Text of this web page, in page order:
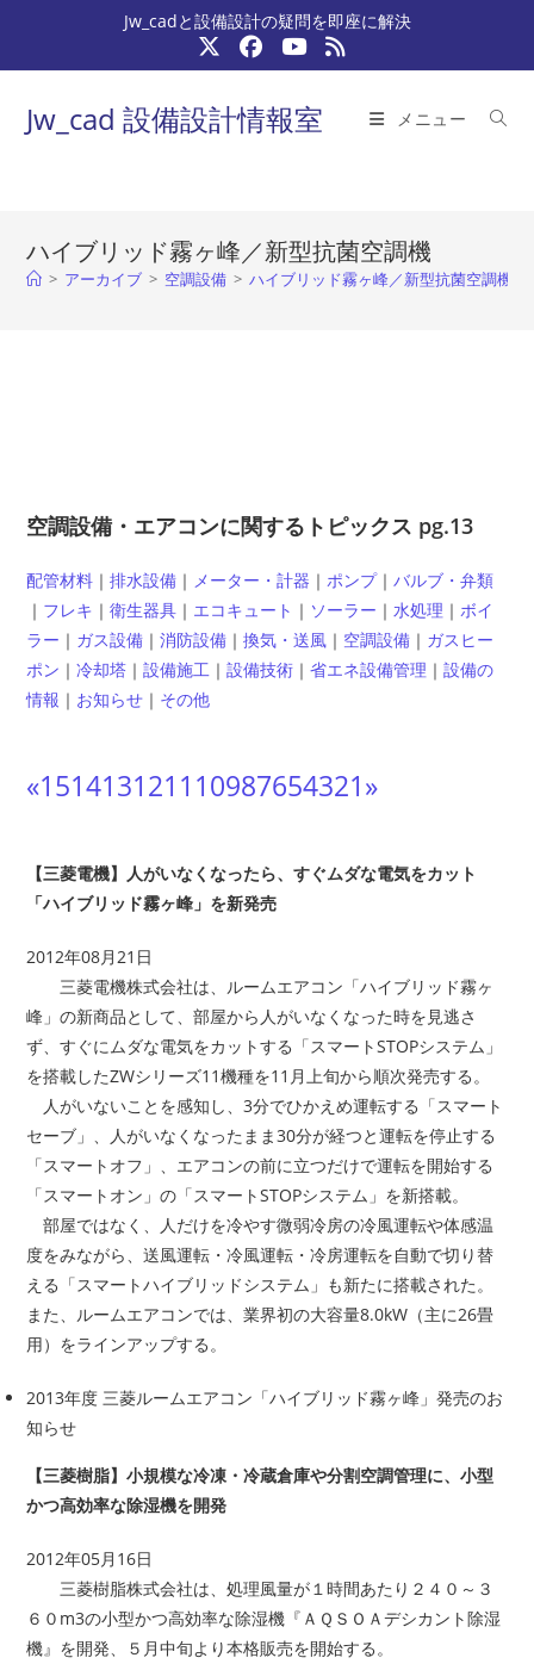
テ
Jw_cadと設備設計の疑問を即座に解決
Jw_cad 設備設計情報室 メニュー
ハイブリッド霧ヶ峰／新型抗菌空調機
> アーカイブ > 空調設備 > ハイブリッド霧ヶ峰／新型抗菌空調機
空調設備・エアコンに関するトピックス pg.13
配管材料 ｜排水設備 ｜ メーター・計器 ｜ ポンプ｜バルブ・弁類
｜ フレキ ｜衛生器具 ｜ エコキュート ｜ ソーラー ｜水処理 ｜ ボイ
ラー ｜ ガス設備 ｜消防設備 ｜換気・送風 ｜ 空調設備 ｜ ガスヒー
ポン ｜冷却塔 ｜設備施工 ｜設備技術 ｜省エネ設備管理 ｜設備の
情報 ｜ お知らせ ｜ その他
«1514131211 10987654321»
【三菱電機】人がいなくなったら、すぐムダな電気をカット
「ハイブリッド霧ヶ峰」を新発売
2012年08月21日
三菱電機株式会社は、ルームエアコン「ハイブリッド霧ヶ
峰」の新商品として、部屋から人がいなくなった時を見逃さ
ず、すぐにムダな電気をカットする「スマートSTOPシステム」
を搭載したZWシリーズ11機種を11月上旬から順次発売する。
人がいないことを感知し、3分でひかえめ運転する「スマート
セーブ」、人がいなくなったまま30分が経つと運転を停止する
「スマートオフ」、エアコンの前に立つだけで運転を開始する
「スマートオン」の「スマートSTOPシステム」を新搭載。
部屋ではなく、人だけを冷やす微弱冷房の冷風運転や体感温
度をみながら、送風運転・冷風運転・冷房運転を自動で切り替
える「スマートハイブリッドシステム」も新たに搭載された。
また、ルームエアコンでは、業界初の大容量8.0kW（主に26畳
用）をラインアップする。
2013年度 三菱ルームエアコン「ハイブリッド霧ヶ峰」発売のお
知らせ
【三菱樹脂】小規模な冷凍・冷蔵倉庫や分割空調管理に、小型
かつ高効率な除湿機を開発
2012年05月16日
三菱樹脂株式会社は、処理風量が１時間あたり２４０～３
６０m3の小型かつ高効率な除湿機『ＡＱＳＯＡデシカント除湿
機』を開発、５月中旬より本格販売を開始する。